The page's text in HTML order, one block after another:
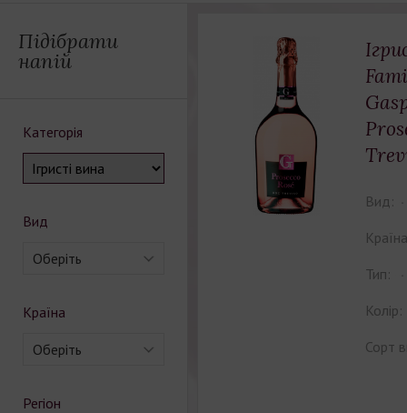
Підібрати
напій
Категорія
Вид
Оберіть
Країна
Оберіть
Регіон
Вид:
Тип:
Колір:
Сорт